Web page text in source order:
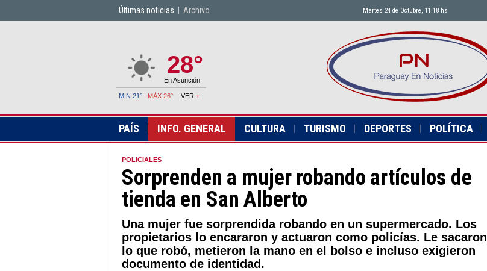
Últimas noticias Archivo Martes 24 de Octubre, 11:18 hs
28°
En Asunción
MIN 21° MÁX 26° VER+
PAÍS INFO. GENERAL CULTURA TURISMO DEPORTES POLÍTICA
POLICIALES
Sorprenden a mujer robando artículos de
tienda en San Alberto
Una mujer fue sorprendida robando en un supermercado. Los
propietarios lo encararon y actuaron como policías. Le sacaron
lo que robó, metieron la mano en el bolso e incluso exigieron
documento de identidad.